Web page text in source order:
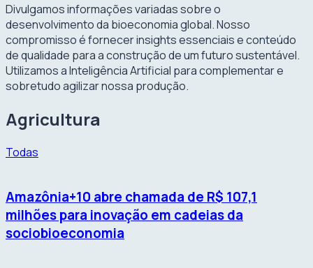
Divulgamos informações variadas sobre o
desenvolvimento da bioeconomia global. Nosso
compromisso é fornecer insights essenciais e conteúdo
de qualidade para a construção de um futuro sustentável.
Utilizamos a Inteligência Artificial para complementar e
sobretudo agilizar nossa produção.
Agricultura
Todas
Amazônia+10 abre chamada de R$ 107,1
milhões para inovação em cadeias da
sociobioeconomia